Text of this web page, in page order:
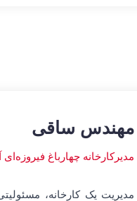
مهندس ساقی
مدیرکارخانه چهارباغ فیروزه‌ای
مدیریت یک کارخانه،